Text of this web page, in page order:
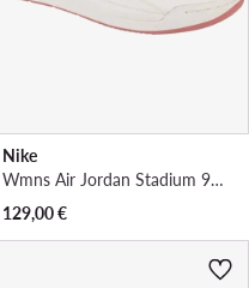
Nike
Wmns Air Jordan Stadium 90 · Scarpe da basket
129,00€